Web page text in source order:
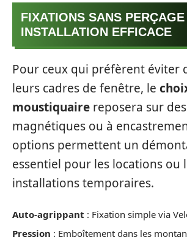
FIXATIONS SANS
INSTALLATION EFFICACE
Pour ceux qui préfèrent éviter
leurs cadres de fenêtre, le
moustiquaire reposera sur
magnétiques ou à
options permettent un
essentiel pour les locations ou
installations temporaires.
Auto-agrippant : Fixation simple via
Pression : Emboîtement dans les